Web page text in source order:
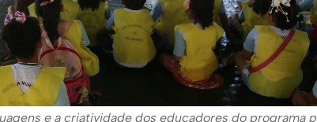
e a criatividade dos educadores do programa